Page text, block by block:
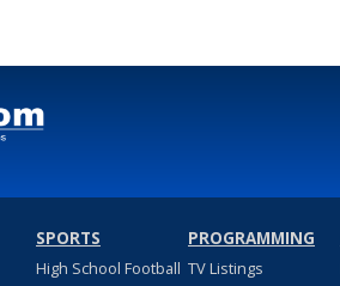
SPORTS
High School Football
PROGRAMMING
TV Listings